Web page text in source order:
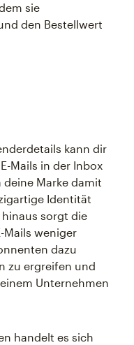
sie
den Bestellwert
kann dir
Mails in der Inbox
Marke damit
Identität
sorgt die
Mails weniger
dazu
zu ergreifen und
Unternehmen
handelt es sich